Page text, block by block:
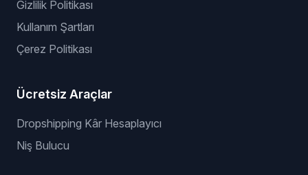
Gizlilik Politikası
Kullanım Şartları
Çerez Politikası
Ücretsiz Araçlar
Dropshipping Kâr Hesaplayıcı
Niş Bulucu